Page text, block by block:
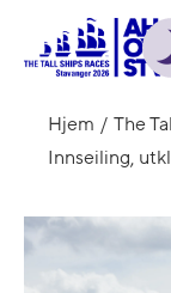
Hjem The
Innseiling,